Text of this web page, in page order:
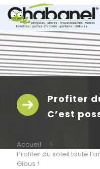
Profiter
C’est
Accueil
Profiter du soleil toute
Gibus !